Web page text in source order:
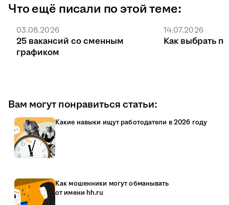
Что ещё писали по этой теме:
03.08.2026
25 вакансий со сменным
графиком
14.07.2026
Как выбрать
Вам могут понравиться статьи:
Какие навыки ищут работодатели в 2026 году
Как мошенники могут обманывать
от имени hh.ru